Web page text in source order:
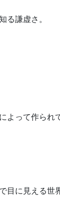
る謙虚さ。
よって作られ
目に見える世